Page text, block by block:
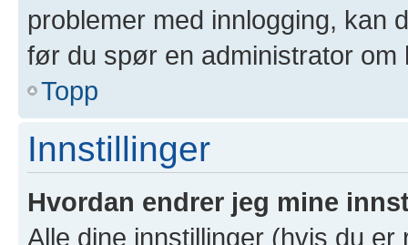
problemer med innlogging,
før du spør en administrator
Topp
Innstillinger
Hvordan endrer jeg mine
Alle dine innstillinger (hvis du